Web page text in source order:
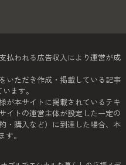
払われる広告収入により運営が成
いただき作成・掲載している記事
ます。
が本サイトに掲載されているテキ
イトの運営主体が設定した一定の
・購入など）に到達した場合、本
。